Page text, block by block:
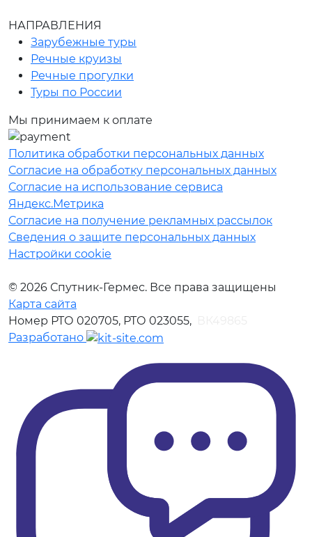
НАПРАВЛЕНИЯ
Зарубежные туры
Речные круизы
Речные прогулки
Туры по России
Мы принимаем к оплате
Политика обработки персональных данных
Согласие на обработку персональных данных
Согласие на использование сервиса
Яндекс.Метрика
Согласие на получение рекламных рассылок
Сведения о защите персональных данных
Настройки cookie
© 2026 Спутник-Гермес. Все права защищены
Карта сайта
Номер РТО 020705, РТО 023055,
Разработано